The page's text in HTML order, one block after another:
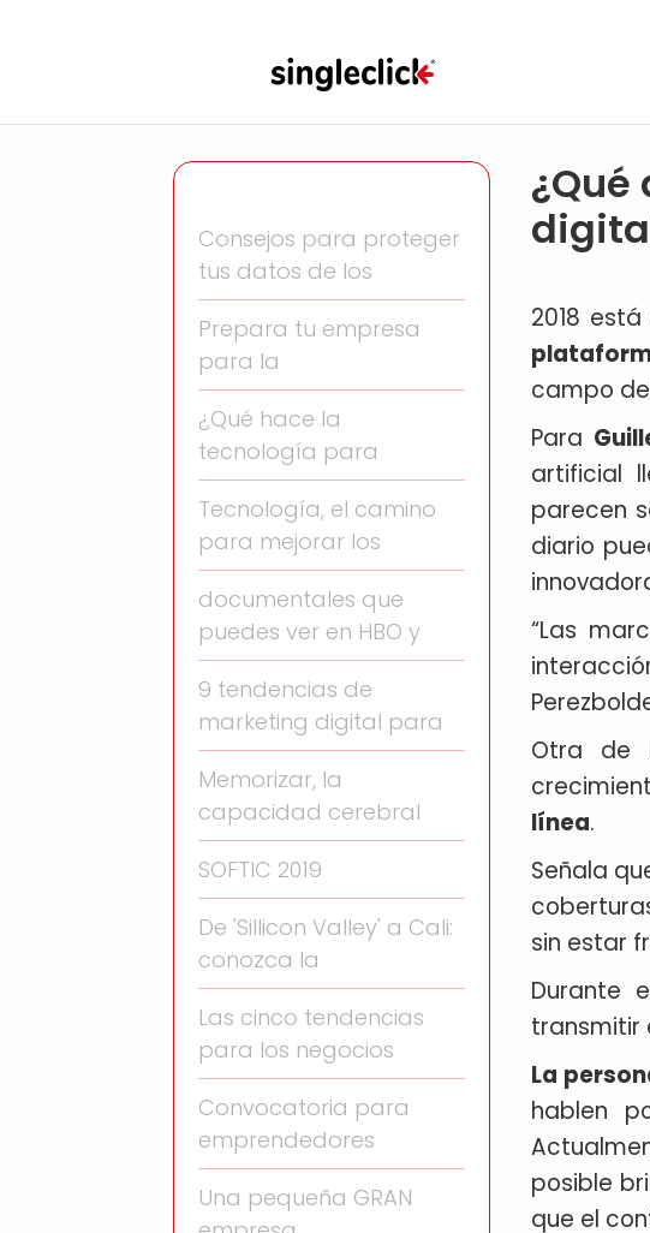
Consejos para proteger
tus datos de los
Prepara tu empresa
para la
¿Qué hace la
tecnología para
Tecnología, el camino
para mejorar los
documentales que
puedes ver en HBO y
9 tendencias de
marketing digital para
Memorizar, la
capacidad cerebral
SOFTIC 2019
De 'Sillicon Valley' a Cali:
conozca la
Las cinco tendencias
para los negocios
Convocatoria para
emprendedores
Una pequeña GRAN
2018
campo
Para
artificial
parecen
diario
“Las
Otra de
línea.
Señala
sin estar
Durante
transmitir
La
hablen
posible
que el